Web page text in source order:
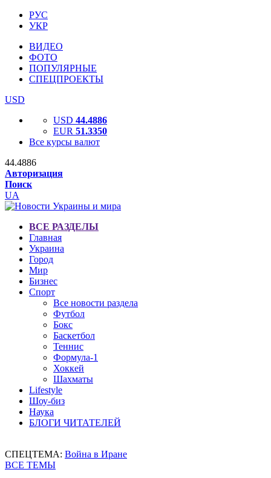
РУС
УКР
ВИДЕО
ФОТО
ПОПУЛЯРНЫЕ
СПЕЦПРОЕКТЫ
USD
USD 44.4886
EUR 51.3350
Все курсы валют
44.4886
Авторизация
Поиск
UA
ВСЕ РАЗДЕЛЫ
Главная
Украина
Город
Мир
Бизнес
Спорт
Все новости раздела
Футбол
Бокс
Баскетбол
Теннис
Формула-1
Хоккей
Шахматы
Lifestyle
Шоу-биз
Наука
БЛОГИ ЧИТАТЕЛЕЙ
СПЕЦТЕМА: Война в Иране
ВСЕ ТЕМЫ